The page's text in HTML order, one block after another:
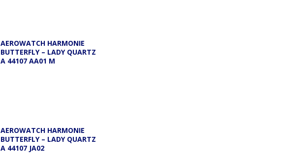
AEROWATCH HARMONIE
BUTTERFLY – LADY QUARTZ
A 44107 AA01 M
AEROWATCH HARMONIE
BUTTERFLY – LADY QUARTZ
A 44107 JA02